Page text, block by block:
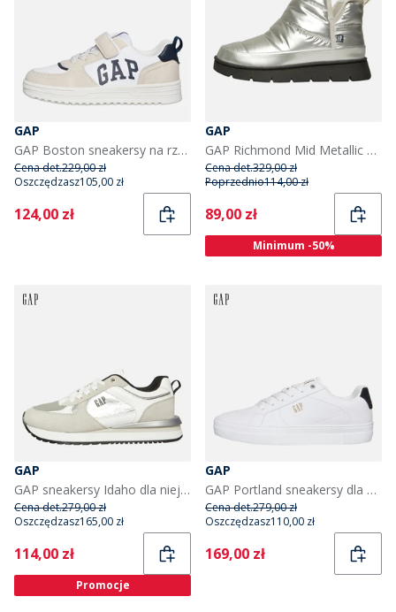
GAP
GAP Boston sneakersy na rzepy dla dzieci kolor Biały
Cena det.229,00 zł
Oszczędzasz105,00 zł
Current
124,00 zł
GAP
GAP Richmond Mid Metallic snow buty za kostkę dla niej kolor srebrny
Cena det.329,00 zł
Poprzednio114,00 zł
Current
89,00 zł
Minimum -50%
GAP
GAP sneakersy Idaho dla niej kolor biały
Cena det.279,00 zł
Oszczędzasz165,00 zł
Current
114,00 zł
Promocje
GAP
GAP Portland sneakersy dla niego kolor Biały
Cena det.279,00 zł
Oszczędzasz110,00 zł
Current
169,00 zł